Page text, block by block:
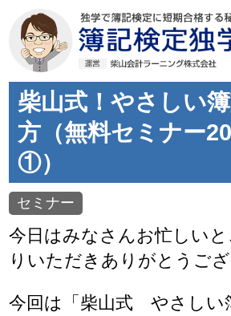
柴山式！やさしい
方（無料セミナー
①）
セミナー
今日はみなさんお忙しいと
りいただきありがとうござ
今回は「柴山式 やさしい